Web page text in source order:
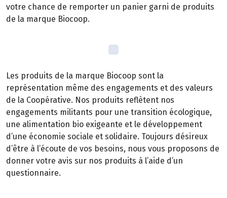
votre chance de remporter un panier garni de produits
de la marque Biocoop.
Les produits de la marque Biocoop sont la
représentation même des engagements et des valeurs
de la Coopérative. Nos produits reflètent nos
engagements militants pour une transition écologique,
une alimentation bio exigeante et le développement
d’une économie sociale et solidaire. Toujours désireux
d’être à l’écoute de vos besoins, nous vous proposons de
donner votre avis sur nos produits à l’aide d’un
questionnaire.